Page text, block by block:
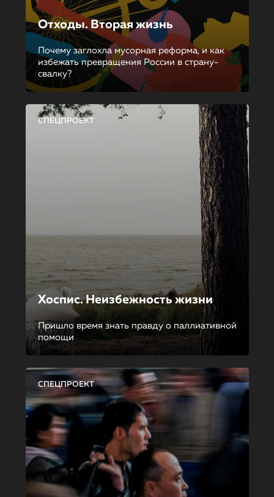
Отходы. Вторая жизнь
Почему заглохла мусорная реформа, и как
избежать превращения России в страну-
свалку?
СПЕЦПРОЕКТ
Хоспис. Неизбежность жизни
Пришло время знать правду о паллиативной
помощи
СПЕЦПРОЕКТ